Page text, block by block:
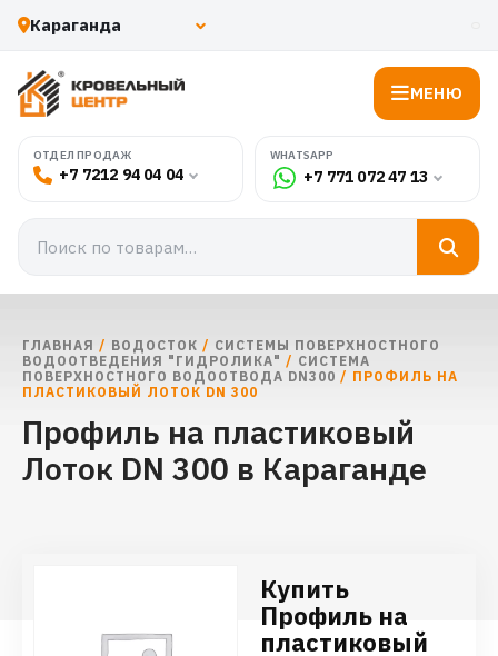
МЕНЮ
ОТДЕЛ ПРОДАЖ
+7 7212 94 04 04
WHATSAPP
+7 771 072 47 13
ГЛАВНАЯ / ВОДОСТОК / СИСТЕМЫ ПОВЕРХНОСТНОГО
ВОДООТВЕДЕНИЯ "ГИДРОЛИКА" / СИСТЕМА
ПОВЕРХНОСТНОГО ВОДООТВОДА DN300 / ПРОФИЛЬ НА
ПЛАСТИКОВЫЙ ЛОТОК DN 300
Профиль на пластиковый
Лоток DN 300 в Караганде
Купить
Профиль на
пластиковый